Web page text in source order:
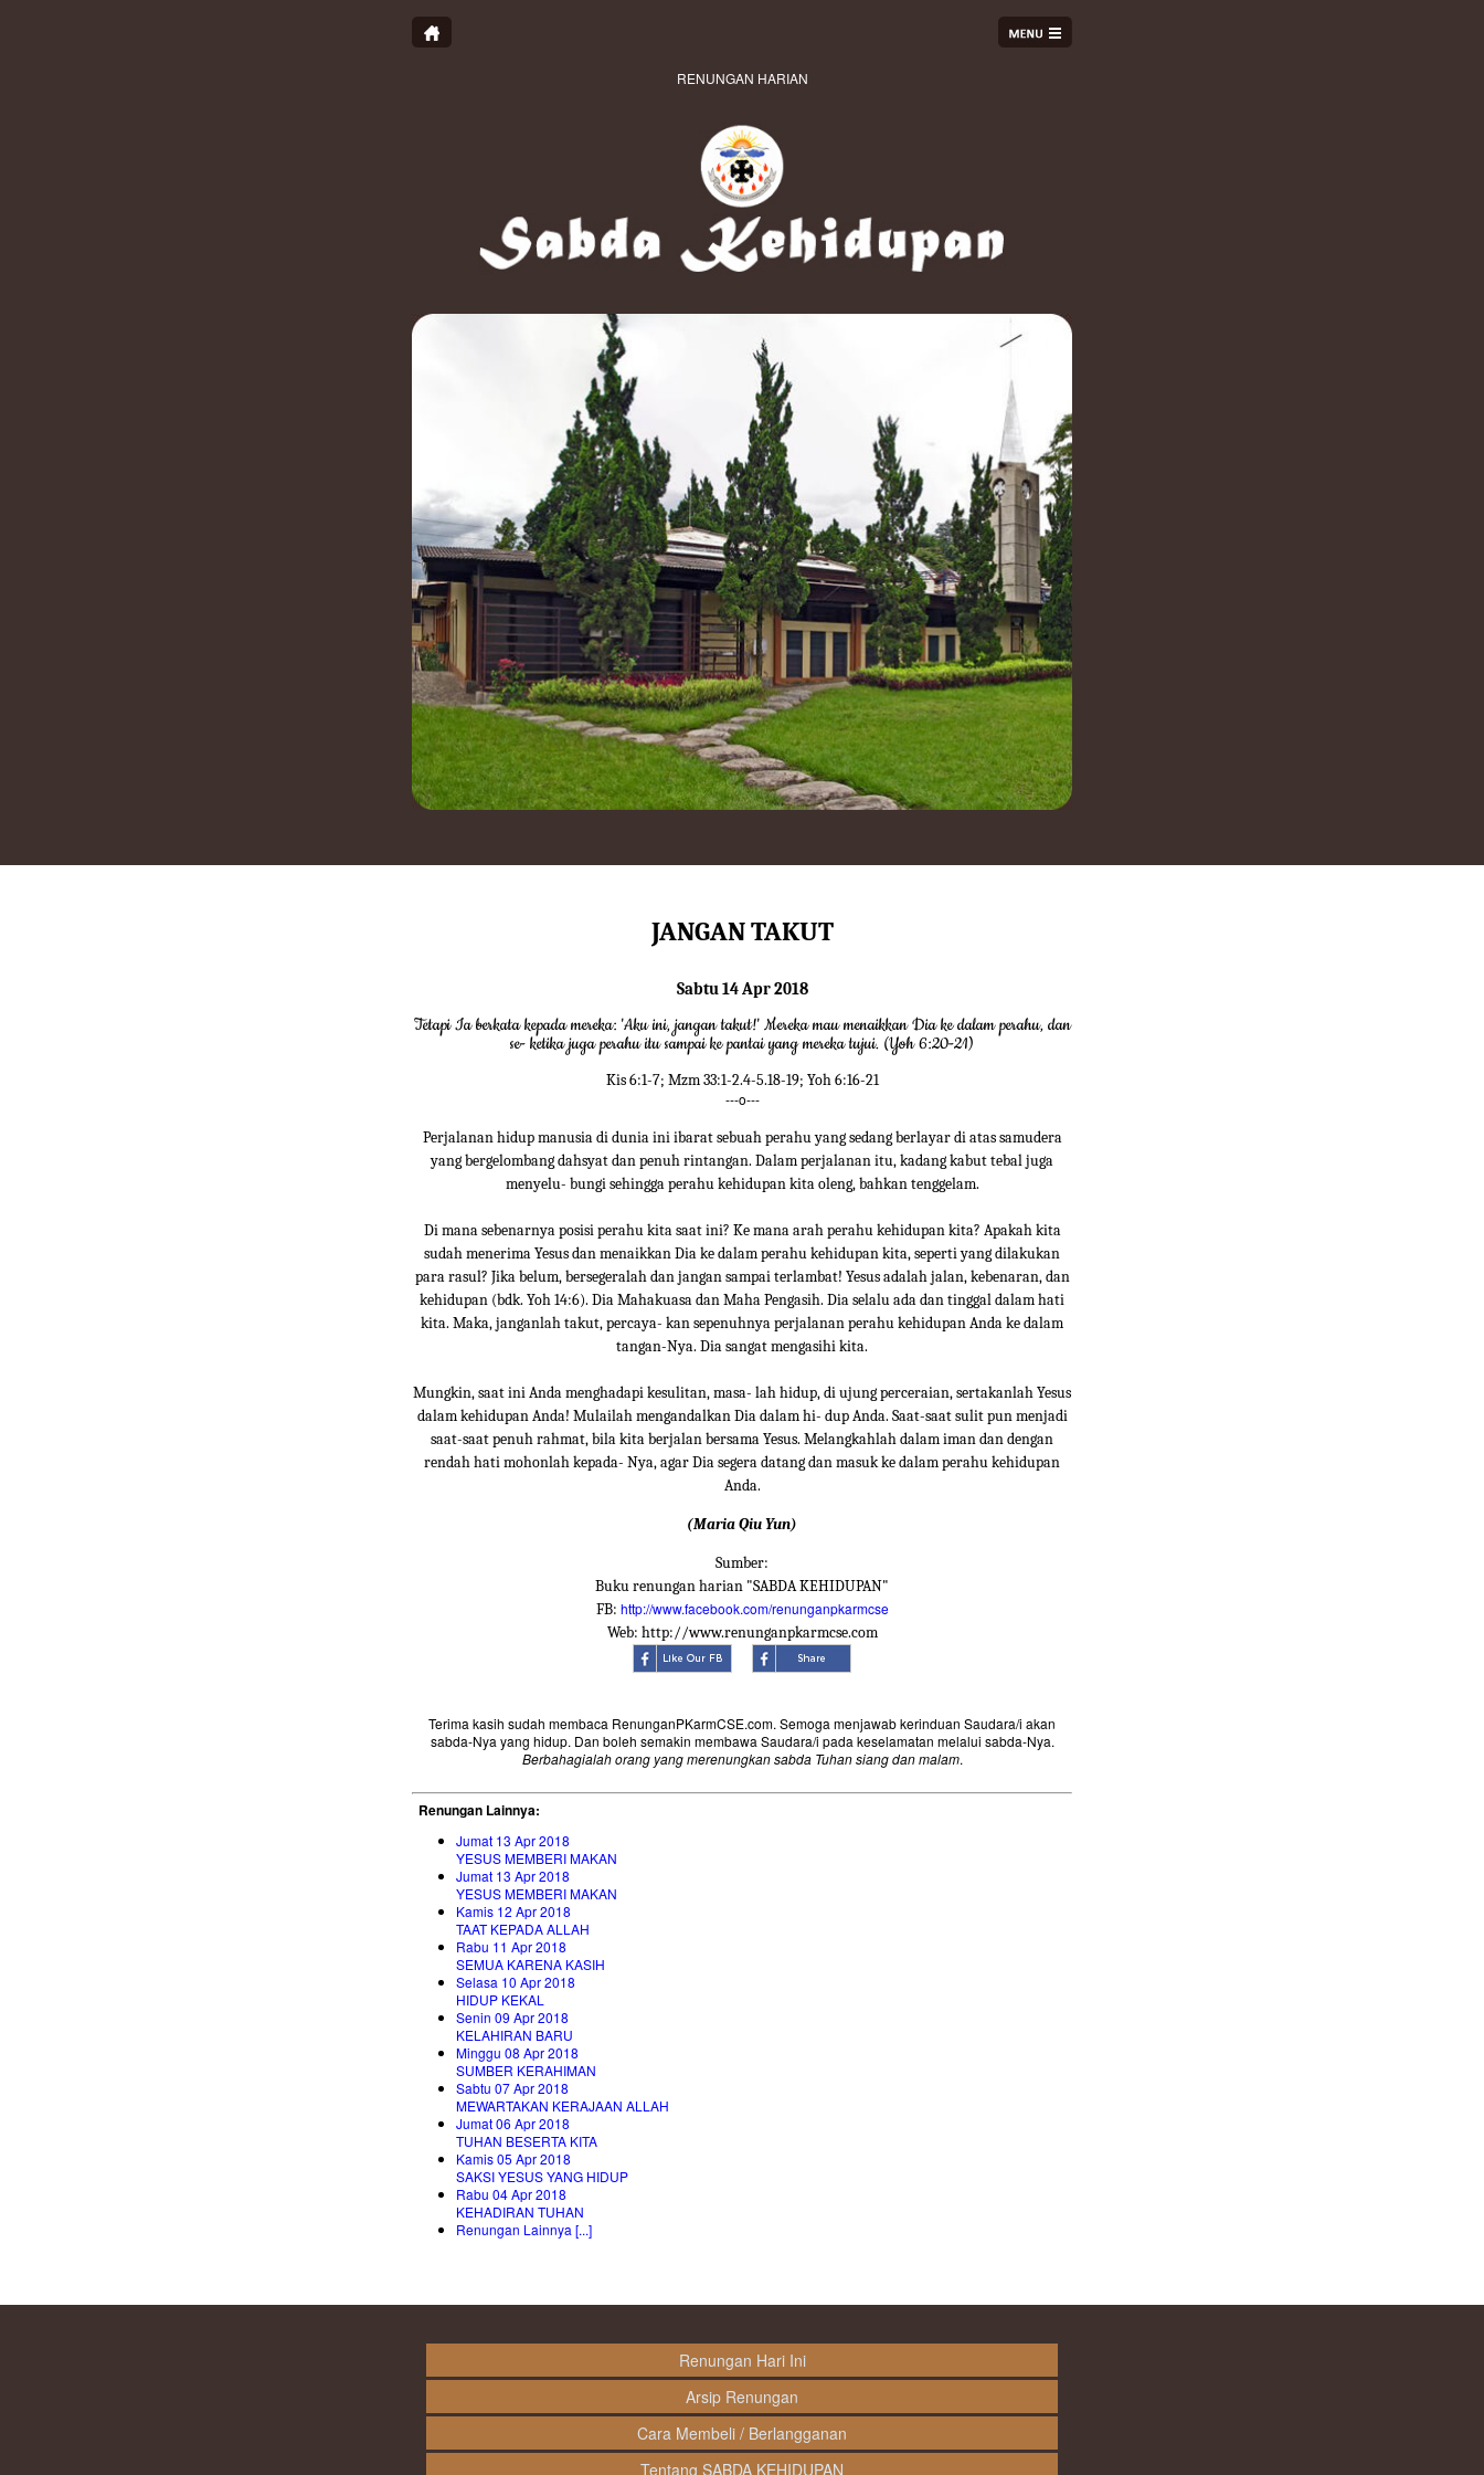
RENUNGAN HARIAN
JANGAN TAKUT
Sabtu 14 Apr 2018
Tetapi Ia berkata kepada mereka: 'Aku ini, jangan takut!' Mereka mau menaikkan Dia ke dalam perahu, dan
se- ketika juga perahu itu sampai ke pantai yang mereka tujui. (Yoh 6:20-21)
Kis 6:1-7; Mzm 33:1-2.4-5.18-19; Yoh 6:16-21
---o---
Perjalanan hidup manusia di dunia ini ibarat sebuah perahu yang sedang berlayar di atas samudera
yang bergelombang dahsyat dan penuh rintangan. Dalam perjalanan itu, kadang kabut tebal juga
menyelu- bungi sehingga perahu kehidupan kita oleng, bahkan tenggelam.
Di mana sebenarnya posisi perahu kita saat ini? Ke mana arah perahu kehidupan kita? Apakah kita
sudah menerima Yesus dan menaikkan Dia ke dalam perahu kehidupan kita, seperti yang dilakukan
para rasul? Jika belum, bersegeralah dan jangan sampai terlambat! Yesus adalah jalan, kebenaran, dan
kehidupan (bdk. Yoh 14:6). Dia Mahakuasa dan Maha Pengasih. Dia selalu ada dan tinggal dalam hati
kita. Maka, janganlah takut, percaya- kan sepenuhnya perjalanan perahu kehidupan Anda ke dalam
tangan-Nya. Dia sangat mengasihi kita.
Mungkin, saat ini Anda menghadapi kesulitan, masa- lah hidup, di ujung perceraian, sertakanlah Yesus
dalam kehidupan Anda! Mulailah mengandalkan Dia dalam hi- dup Anda. Saat-saat sulit pun menjadi
saat-saat penuh rahmat, bila kita berjalan bersama Yesus. Melangkahlah dalam iman dan dengan
rendah hati mohonlah kepada- Nya, agar Dia segera datang dan masuk ke dalam perahu kehidupan
Anda.
(Maria Qiu Yun)
Sumber:
Buku renungan harian "SABDA KEHIDUPAN"
FB: http://www.facebook.com/renunganpkarmcse
Web: http://www.renunganpkarmcse.com
Terima kasih sudah membaca RenunganPKarmCSE.com. Semoga menjawab kerinduan Saudara/i akan
sabda-Nya yang hidup. Dan boleh semakin membawa Saudara/i pada keselamatan melalui sabda-Nya.
Berbahagialah orang yang merenungkan sabda Tuhan siang dan malam.
Renungan Lainnya:
Jumat 13 Apr 2018
YESUS MEMBERI MAKAN
Jumat 13 Apr 2018
YESUS MEMBERI MAKAN
Kamis 12 Apr 2018
TAAT KEPADA ALLAH
Rabu 11 Apr 2018
SEMUA KARENA KASIH
Selasa 10 Apr 2018
HIDUP KEKAL
Senin 09 Apr 2018
KELAHIRAN BARU
Minggu 08 Apr 2018
SUMBER KERAHIMAN
Sabtu 07 Apr 2018
MEWARTAKAN KERAJAAN ALLAH
Jumat 06 Apr 2018
TUHAN BESERTA KITA
Kamis 05 Apr 2018
SAKSI YESUS YANG HIDUP
Rabu 04 Apr 2018
KEHADIRAN TUHAN
Renungan Lainnya [...]
Renungan Hari Ini
Arsip Renungan
Cara Membeli / Berlangganan
Tentang SABDA KEHIDUPAN